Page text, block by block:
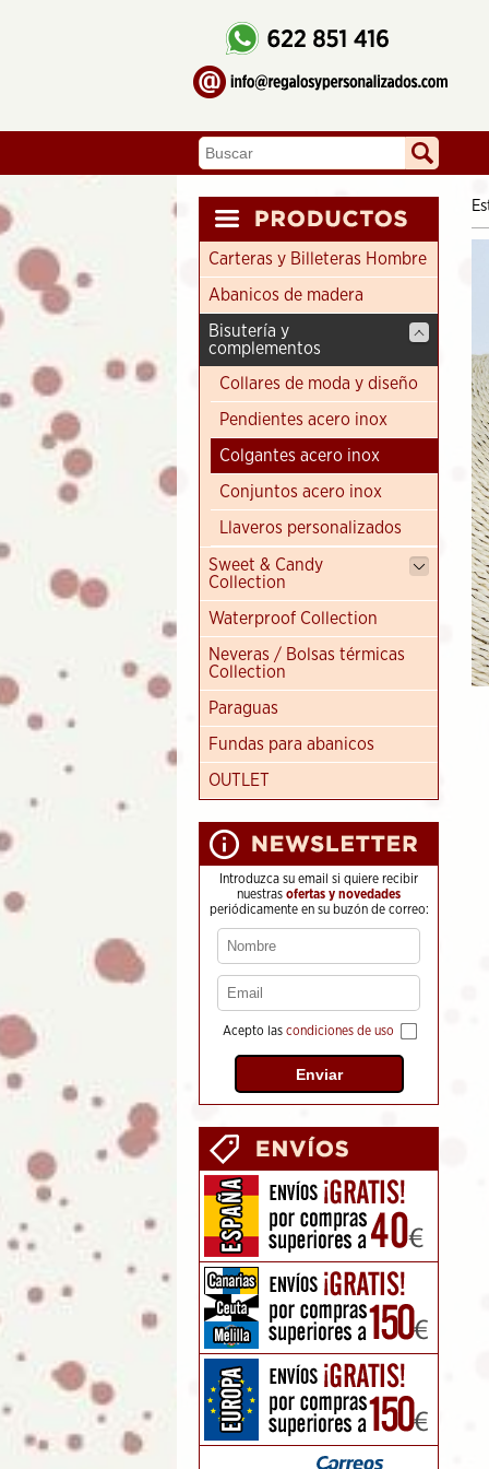
Carteras y Billeteras Hombre
Abanicos de madera
Bisutería y
complementos
Collares de moda y diseño
Pendientes acero inox
Colgantes acero inox
Conjuntos acero inox
Llaveros personalizados
Sweet & Candy
Collection
Waterproof Collection
Neveras / Bolsas térmicas
Collection
Paraguas
Fundas para abanicos
OUTLET
Introduzca su email si quiere recibir
nuestras ofertas y novedades
periódicamente en su buzón de correo:
Acepto las condiciones de uso